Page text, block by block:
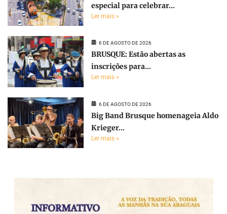
especial para celebrar...
Ler mais »
6 DE AGOSTO DE 2026
BRUSQUE: Estão abertas as
inscrições para...
Ler mais »
6 DE AGOSTO DE 2026
Big Band Brusque homenageia Aldo
Krieger...
Ler mais »